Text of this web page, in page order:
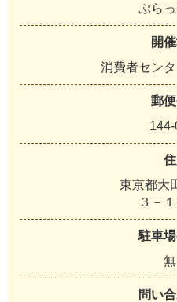
ぷら
開
消費者セン
郵
東京都大
３－
駐車
問い